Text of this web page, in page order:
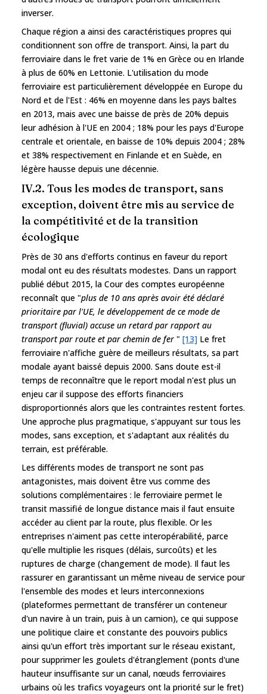
inverser.
Chaque région a ainsi des caractéristiques propres qui
conditionnent son offre de transport. Ainsi, la part du
ferroviaire dans le fret varie de 1% en Grèce ou en Irlande
à plus de 60% en Lettonie. L'utilisation du mode
ferroviaire est particulièrement développée en Europe du
Nord et de l'Est : 46% en moyenne dans les pays baltes
en 2013, mais avec une baisse de près de 20% depuis
leur adhésion à l'UE en 2004 ; 18% pour les pays d'Europe
centrale et orientale, en baisse de 10% depuis 2004 ; 28%
et 38% respectivement en Finlande et en Suède, en
légère hausse depuis une décennie.
IV.2. Tous les modes de transport, sans
exception, doivent être mis au service de
la compétitivité et de la transition
écologique
Près de 30 ans d'efforts continus en faveur du report
modal ont eu des résultats modestes. Dans un rapport
publié début 2015, la Cour des comptes européenne
reconnaît que "plus de 10 ans après avoir été déclaré
prioritaire par l'UE, le développement de ce mode de
transport (fluvial) accuse un retard par rapport au
transport par route et par chemin de fer " [13] Le fret
ferroviaire n'affiche guère de meilleurs résultats, sa part
modale ayant baissé depuis 2000. Sans doute est-il
temps de reconnaître que le report modal n'est plus un
enjeu car il suppose des efforts financiers
disproportionnés alors que les contraintes restent fortes.
Une approche plus pragmatique, s'appuyant sur tous les
modes, sans exception, et s'adaptant aux réalités du
terrain, est préférable.
Les différents modes de transport ne sont pas
antagonistes, mais doivent être vus comme des
solutions complémentaires : le ferroviaire permet le
transit massifié de longue distance mais il faut ensuite
accéder au client par la route, plus flexible. Or les
entreprises n'aiment pas cette interopérabilité, parce
qu'elle multiplie les risques (délais, surcoûts) et les
ruptures de charge (changement de mode). Il faut les
rassurer en garantissant un même niveau de service pour
l'ensemble des modes et leurs interconnexions
(plateformes permettant de transférer un conteneur
d'un navire à un train, puis à un camion), ce qui suppose
une politique claire et constante des pouvoirs publics
ainsi qu'un effort très important sur le réseau existant,
pour supprimer les goulets d'étranglement (ponts d'une
hauteur insuffisante sur un canal, nœuds ferroviaires
urbains où les trafics voyageurs ont la priorité sur le fret)